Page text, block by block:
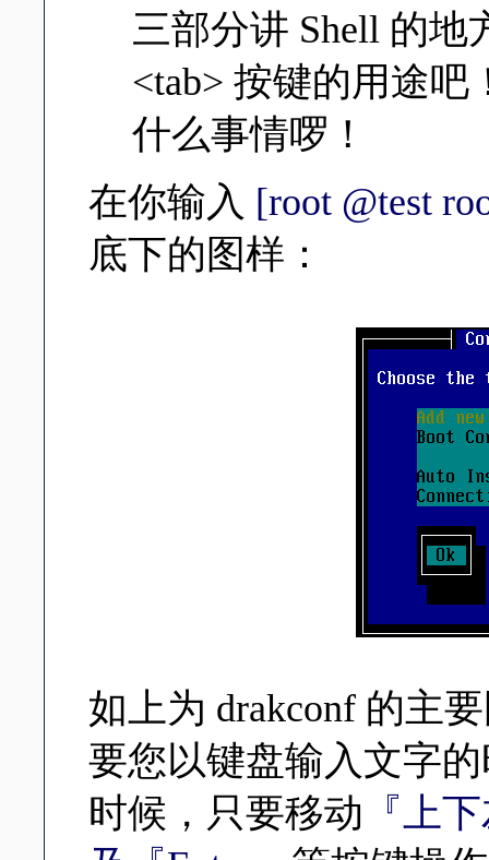
三部分讲 Shell 的
<tab> 按键的用途
什么事情啰！
在你输入 [root @test
底下的图样：
如上为 drakconf 的主
要您以键盘输入文字
时候，只要移动 『上